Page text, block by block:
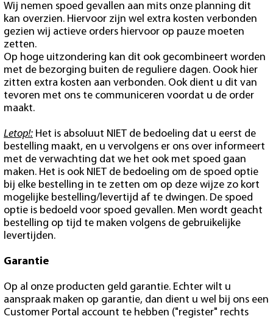
Wij nemen spoed gevallen aan mits onze planning dit
kan overzien. Hiervoor zijn wel extra kosten verbonden
gezien wij actieve orders hiervoor op pauze moeten
zetten.
Op hoge uitzondering kan dit ook gecombineert worden
met de bezorging buiten de reguliere dagen. Oook hier
zitten extra kosten aan verbonden. Ook dient u dit van
tevoren met ons te communiceren voordat u de order
maakt.
Letop!: Het is absoluut NIET de bedoeling dat u eerst de
bestelling maakt, en u vervolgens er ons over informeert
met de verwachting dat we het ook met spoed gaan
maken. Het is ook NIET de bedoeling om de spoed optie
bij elke bestelling in te zetten om op deze wijze zo kort
mogelijke bestelling/levertijd af te dwingen. De spoed
optie is bedoeld voor spoed gevallen. Men wordt geacht
bestelling op tijd te maken volgens de gebruikelijke
levertijden.
Garantie
Op al onze producten geld garantie. Echter wilt u
aanspraak maken op garantie, dan dient u wel bij ons een
Customer Portal account te hebben ("register" rechts